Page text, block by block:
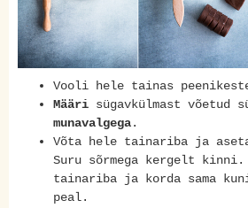
Vooli hele tainas
Määri sügavkülmast võetud
munavalgega.
Võta hele tainariba ja aseta
Suru sõrmega kergelt kinni.
tainariba ja korda sama
peal.